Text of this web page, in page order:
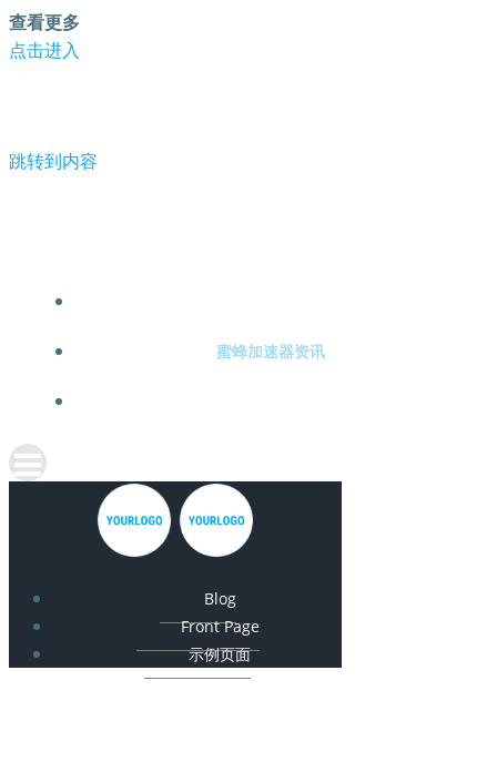
查看更多
点击进入
跳转到内容
蜜蜂加速器资讯
Blog
Front Page
示例页面